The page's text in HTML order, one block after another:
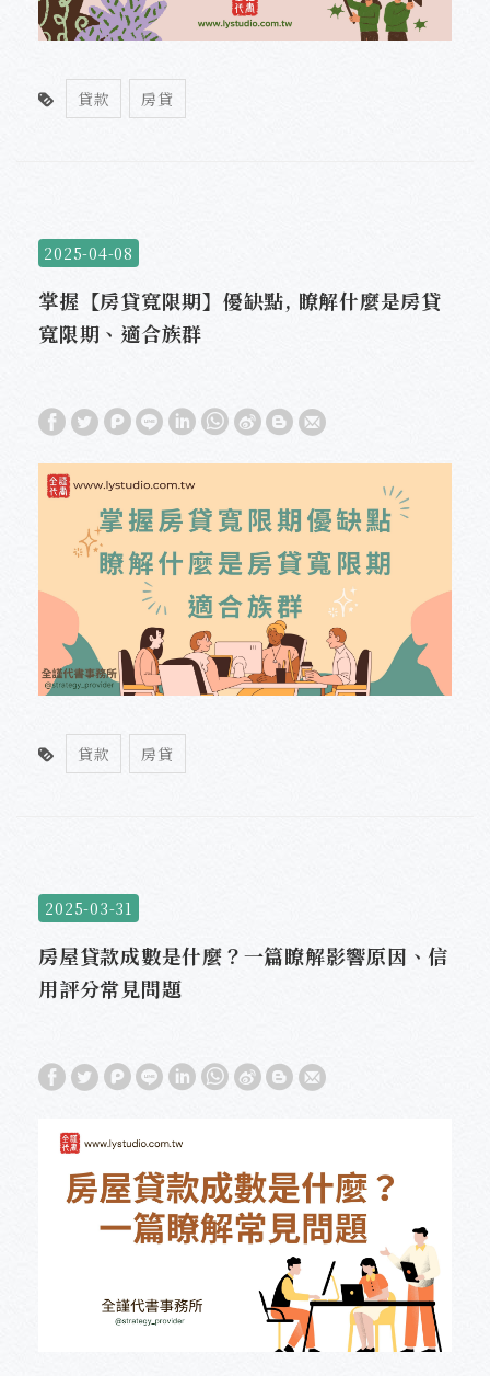
貸款 房貸
2025-04-08
掌握【房貸寬限期】優缺點, 瞭解什麼是房貸
寬限期、適合族群
貸款 房貸
2025-03-31
房屋貸款成數是什麼？一篇瞭解影響原因、信
用評分常見問題